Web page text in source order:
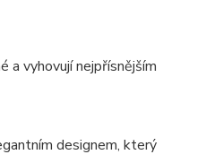
a vyhovují nejpřísnějším
designem, který